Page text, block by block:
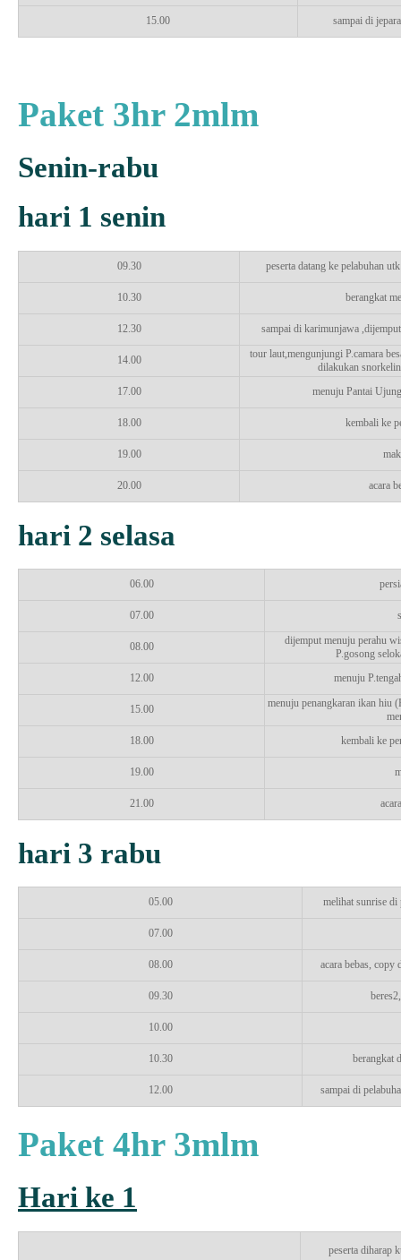
15.00 sampai di
Paket 3hr 2mlm
Senin-rabu
hari 1 senin
09.30 peserta datang ke pelabuhan
10.30 berangkat
12.30 sampai di karimunjawa
14.00
tour laut,mengunjungi P.camara
dilakukan
17.00
menuju Pantai
18.00 kembali ke
19.00
20.00 acara
hari 2 selasa
06.00
07.00
08.00
dijemput menuju perahu
P.gosong
12.00
menuju
15.00
menuju penangkaran ikan hiu
18.00
kembali ke
19.00
21.00
hari 3 rabu
05.00 melihat sunrise di
07.00
08.00 acara bebas, copy
09.30
10.00
10.30 berangkat
12.00 sampai di
Paket 4hr 3mlm
Hari ke 1
peserta diharap